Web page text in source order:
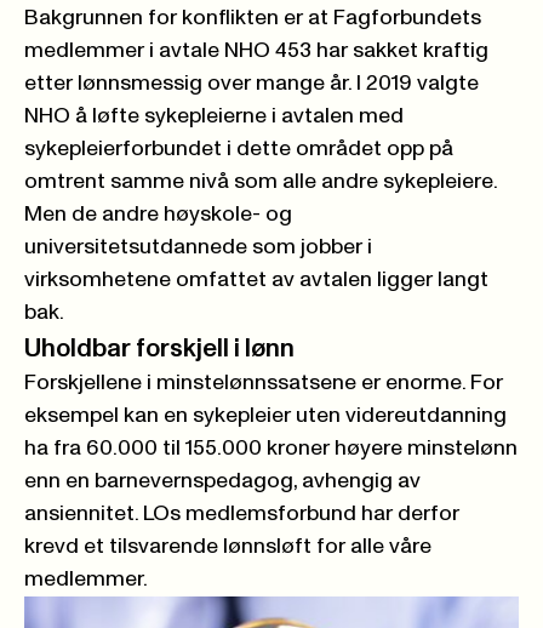
Bakgrunnen for konflikten er at Fagforbundets
medlemmer i avtale NHO 453 har sakket kraftig
etter lønnsmessig over mange år. I 2019 valgte
NHO å løfte sykepleierne i avtalen med
sykepleierforbundet i dette området opp på
omtrent samme nivå som alle andre sykepleiere.
Men de andre høyskole- og
universitetsutdannede som jobber i
virksomhetene omfattet av avtalen ligger langt
bak.
Uholdbar forskjell i lønn
Forskjellene i minstelønnssatsene er enorme. For
eksempel kan en sykepleier uten videreutdanning
ha fra 60.000 til 155.000 kroner høyere minstelønn
enn en barnevernspedagog, avhengig av
ansiennitet. LOs medlemsforbund har derfor
krevd et tilsvarende lønnsløft for alle våre
medlemmer.